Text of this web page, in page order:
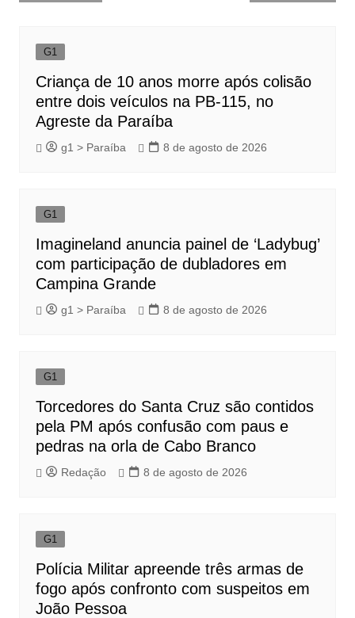
G1
Criança de 10 anos morre após colisão
entre dois veículos na PB-115, no
Agreste da Paraíba
g1 > Paraíba 8 de agosto de 2026
G1
Imagineland anuncia painel de ‘Ladybug’
com participação de dubladores em
Campina Grande
g1 > Paraíba 8 de agosto de 2026
G1
Torcedores do Santa Cruz são contidos
pela PM após confusão com paus e
pedras na orla de Cabo Branco
Redação 8 de agosto de 2026
G1
Polícia Militar apreende três armas de
fogo após confronto com suspeitos em
João Pessoa